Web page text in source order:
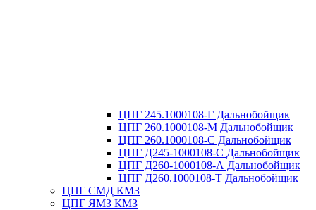
ЦПГ 245.1000108-Г Дальнобойщик
ЦПГ 260.1000108-М Дальнобойщик
ЦПГ 260.1000108-С Дальнобойщик
ЦПГ Д245-1000108-С Дальнобойщик
ЦПГ Д260-1000108-А Дальнобойщик
ЦПГ Д260.1000108-Т Дальнобойщик
ЦПГ СМД КМЗ
ЦПГ ЯМЗ КМЗ